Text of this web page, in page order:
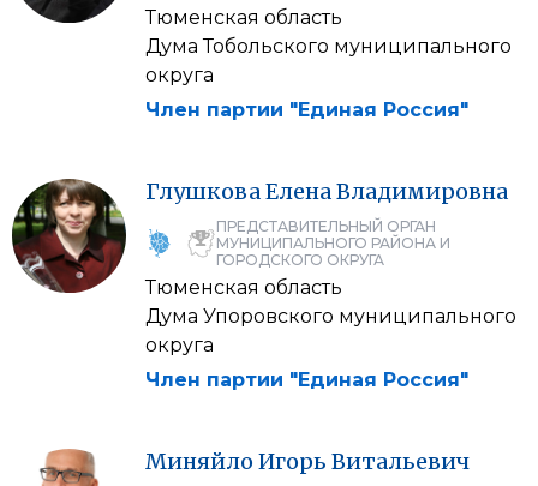
Тюменская область
Дума Тобольского муниципального
округа
Член партии "Единая Россия"
ГлушковаЕленаВладимировна
ПРЕДСТАВИТЕЛЬНЫЙ ОРГАН
МУНИЦИПАЛЬНОГО РАЙОНА И
ГОРОДСКОГО ОКРУГА
Тюменская область
Дума Упоровского муниципального
округа
Член партии "Единая Россия"
Миняйло Игорь Витальевич